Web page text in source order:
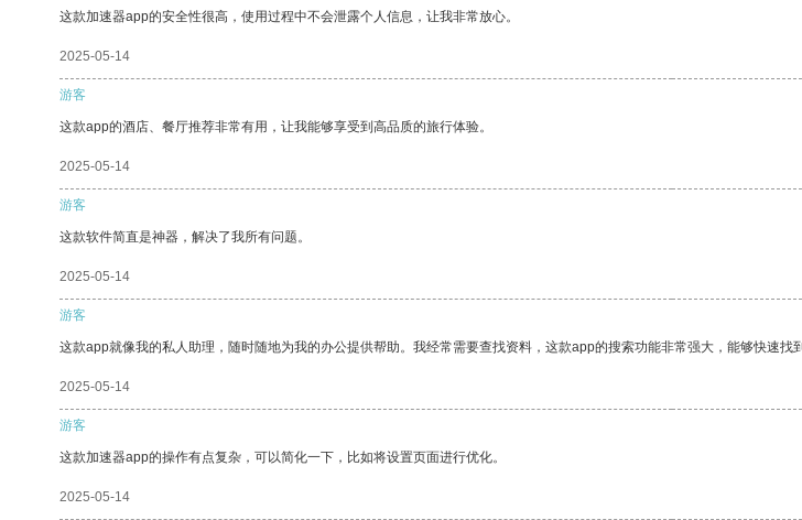
这款加速器app的安全性很高，使用过程中不会泄露个人信息，让我非常放心。
2025-05-14
游客
这款app的酒店、餐厅推荐非常有用，让我能够享受到高品质的旅行体验。
2025-05-14
游客
这款软件简直是神器，解决了我所有问题。
2025-05-14
游客
这款app就像我的私人助理，随时随地为我的办公提供帮助。我经常需要查找资料，这款app的搜索功能非常强大，能够快速找
2025-05-14
游客
这款加速器app的操作有点复杂，可以简化一下，比如将设置页面进行优化。
2025-05-14